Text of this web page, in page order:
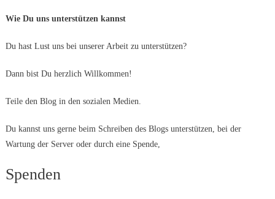
Wie Du uns unterstützen kannst
Du hast Lust uns bei unserer Arbeit zu unterstützen?
Dann bist Du herzlich Willkommen!
Teile den Blog in den sozialen Medien.
Du kannst uns gerne beim Schreiben des Blogs unterstützen, bei der
Wartung der Server oder durch eine Spende,
Spenden